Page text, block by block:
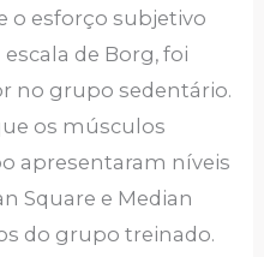
o esforço subjetivo
de Borg, foi
no grupo sedentário.
os músculos
apresentaram níveis
Square e Median
do grupo treinado.